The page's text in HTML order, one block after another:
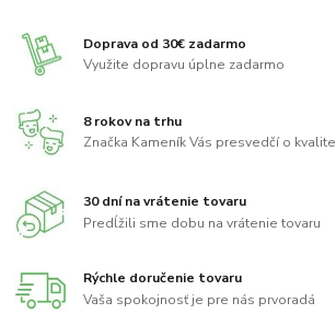
Doprava od 30€ zadarmo
Využite dopravu úplne zadarmo
8 rokov na trhu
Značka Kameník Vás presvedčí o kvalite
30 dní na vrátenie tovaru
Predĺžili sme dobu na vrátenie tovaru
Rýchle doručenie tovaru
Vaša spokojnosť je pre nás prvoradá